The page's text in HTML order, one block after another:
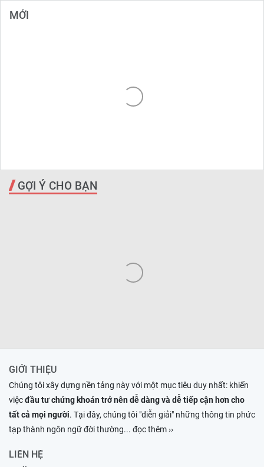
MỚI
GỢI Ý CHO BẠN
GIỚI THIỆU
Chúng tôi xây dựng nền tảng này với một mục tiêu duy nhất: khiến
việcđầu tư chứng khoán trở nên dễ dàng và dễ tiếp cận hơn cho
tất cả mọi người. Tại đây, chúng tôi "diễn giải" những thông tin phức
tạp thành ngôn ngữ đời thường... đọc thêm ››
LIÊN HỆ